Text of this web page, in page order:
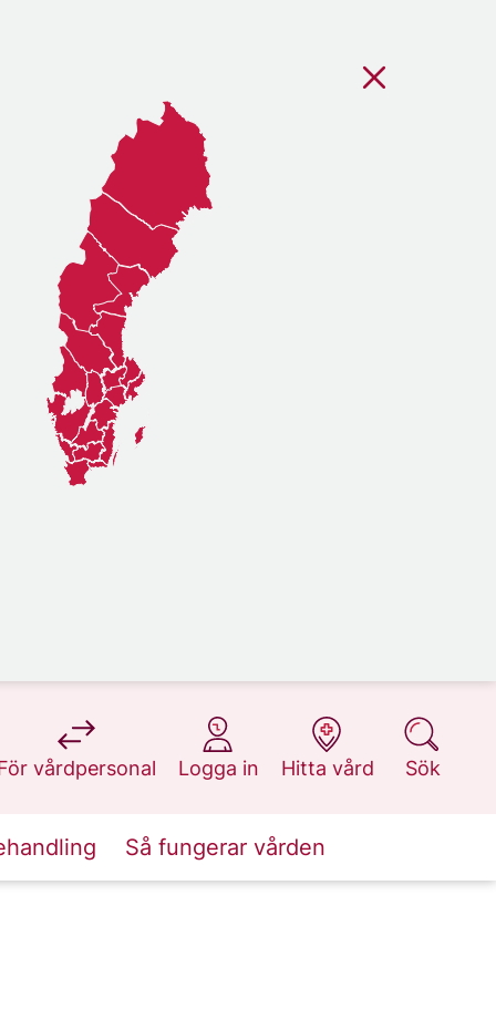
vårdpersonal
på 1177.se
Logga in
på 1177.se
Hitta vård
på 1177.se
Sök
på 1177.se
Så fungerar vården